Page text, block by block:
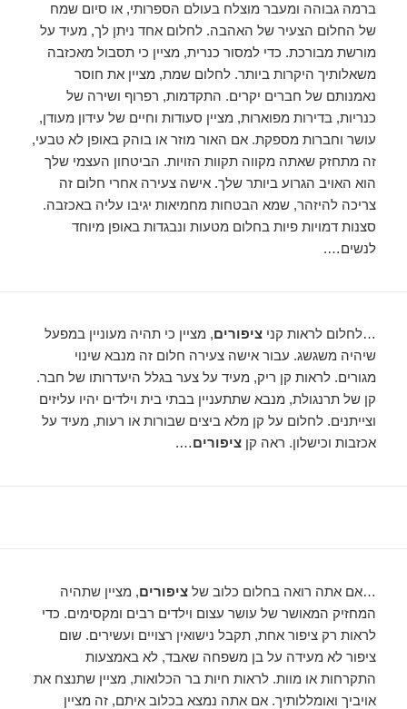
ברמה גבוהה ומעבר מוצלח בעולם הספרותי, או סיום שמח
של החלום הצעיר של האהבה. לחלום אחד ניתן לך, מעיד על
מורשת מבורכת. כדי למסור כנרית, מציין כי תסבול מאכזבה
משאלותיך היקרות ביותר. לחלום שמת, מציין את חוסר
נאמנותם של חברים יקרים. התקדמות, רפרוף ושירה של
כנריות, בדירות מפוארות, מציין סעודות וחיים של עידון מעודן,
עושר וחברות מספקת. אם האור מוזר או בוהק באופן לא טבעי,
זה מתחזק שאתה מקווה תקוות הזויות. הביטחון העצמי שלך
הוא האויב הגרוע ביותר שלך. אישה צעירה אחרי חלום זה
צריכה להיזהר, שמא הבטחות מחמיאות יגיבו עליה באכזבה.
סצנות דמויות פיות בחלום מטעות ונבגדות באופן מיוחד
לנשים….
…לחלום לראות קניציפורים, מציין כי תהיה מעוניין במפעל
שיהיה משגשג. עבור אישה צעירה חלום זה מנבא שינוי
מגורים. לראות קן ריק, מעיד על צער בגלל היעדרותו של חבר.
קן של תרנגולת, מנבא שתתעניין בבתי בית וילדים יהיו עליזים
וצייתנים. לחלום על קן מלא ביצים שבורות או רעות, מעיד על
אכזבות וכישלון. ראה קןציפורים….
…אם אתה רואה בחלום כלוב שלציפורים, מציין שתהיה
המחזיק המאושר של עושר עצום וילדים רבים ומקסימים. כדי
לראות רק ציפור אחת, תקבל נישואין רצויים ועשירים. שום
ציפור לא מעידה על בן משפחה שאבד, לא באמצעות
התקרחות או מוות. לראות חיות בר הכלואות, מציין שתנצח את
אויביך ואומללותיך. אם אתה נמצא בכלוב איתם, זה מציין